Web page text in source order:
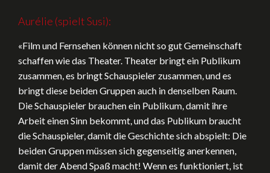
Aurélie (spielt Susi):
«Film und Fernsehen können nicht so gut Gemeinschaft
schaffen wie das Theater. Theater bringt ein Publikum
zusammen, es bringt Schauspieler zusammen, und es
bringt diese beiden Gruppen auch in denselben Raum.
Die Schauspieler brauchen ein Publikum, damit ihre
Arbeit einen Sinn bekommt, und das Publikum braucht
die Schauspieler, damit die Geschichte sich abspielt: Die
beiden Gruppen müssen sich gegenseitig anerkennen,
damit der Abend Spaß macht! Wenn es funktioniert, ist